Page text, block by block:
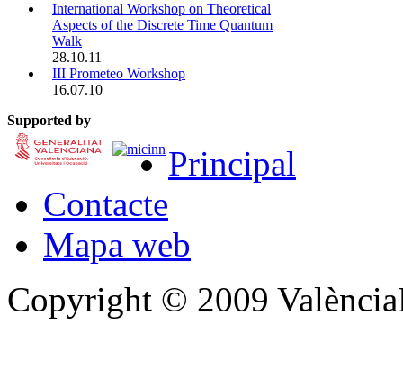
International Workshop on Theoretical
Aspects of the Discrete Time Quantum
Walk
28.10.11
III Prometeo Workshop
16.07.10
Supported by
Principal
Contacte
Mapa web
Copyright © 2009